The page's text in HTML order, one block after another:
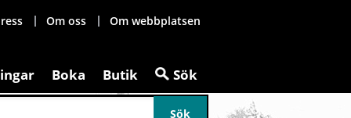
Om oss Om webbplatsen
Boka Butik Sök